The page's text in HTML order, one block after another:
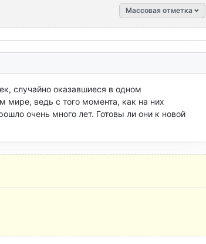
Массовая отметка
случайно оказавшиеся в одном
ведь с того момента, как на них
очень много лет. Готовы ли они к новой